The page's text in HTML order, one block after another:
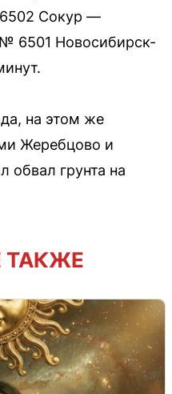
Сокур —
6501 Новосибирск-
на этом же
Жеребцово и
обвал грунта на
ТАКЖЕ